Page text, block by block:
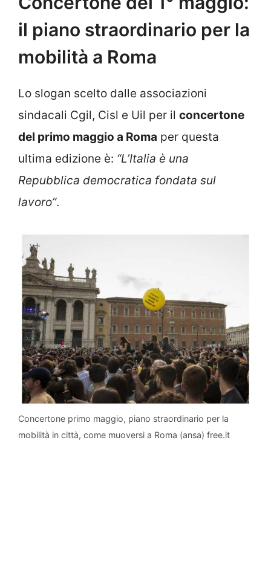
il piano straordinario per la
mobilità a Roma
Lo slogan scelto dalle associazioni
sindacali Cgil, Cisl e Uil per il concertone
del primo maggio a Roma per questa
ultima edizione è: “L’Italia è una
Repubblica democratica fondata sul
lavoro”.
Concertone primo maggio, piano straordinario per la
mobilità in città, come muoversi a Roma (ansa) free.it